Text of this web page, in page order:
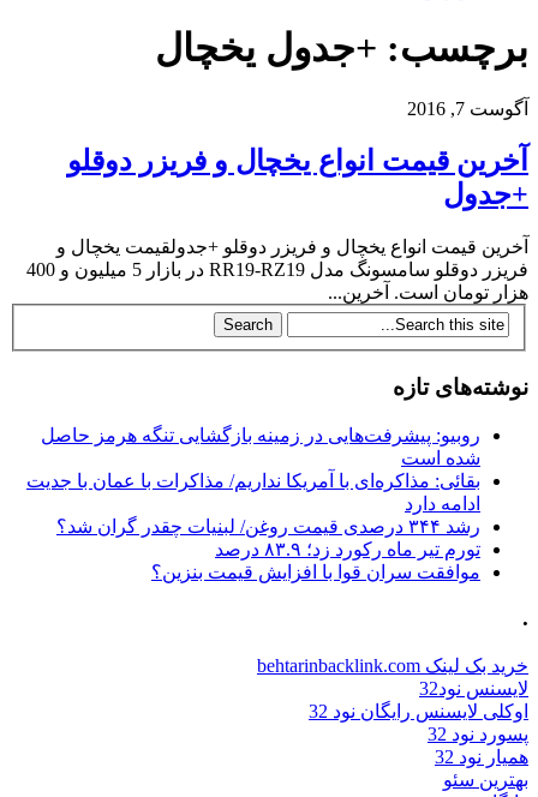
برچسب: +جدول یخچال
آگوست 7, 2016
آخرین قیمت انواع یخچال و فریزر دوقلو
+جدول
آخرین قیمت انواع یخچال و فریزر دوقلو +جدولقیمت یخچال و
فریزر دوقلو سامسونگ مدل RR19-RZ19 در بازار 5 میلیون و 400
هزار تومان است. آخرین...
نوشته‌های تازه
روبیو: پیشرفت‌هایی در زمینه بازگشایی تنگه هرمز حاصل
شده است
بقائی: مذاکره‌ای با آمریکا نداریم/ مذاکرات با عمان با جدیت
ادامه دارد
رشد ۳۴۴ درصدی قیمت روغن/ لبنیات چقدر گران شد؟
تورم تیر ماه رکورد زد؛ ۸۳.۹ درصد
موافقت سران قوا با افزایش قیمت بنزین؟
.
خرید بک لینک behtarinbacklink.com
لایسنس نود32
اوکلی لایسنس رایگان نود 32
پسورد نود 32
همیار نود 32
بهترین سئو